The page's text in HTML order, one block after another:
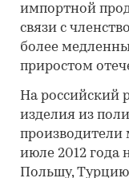
импортной
связи с
более
приростом
На российский
изделия из
производители
июле 2012 года
Польшу,